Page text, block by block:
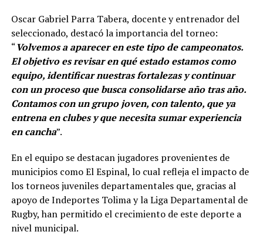
Oscar Gabriel Parra Tabera, docente y entrenador del
seleccionado, destacó la importancia del torneo:
“Volvemos a aparecer en este tipo de campeonatos.
El objetivo es revisar en qué estado estamos como
equipo, identificar nuestras fortalezas y continuar
con un proceso que busca consolidarse año tras año.
Contamos con un grupo joven, con talento, que ya
entrena en clubes y que necesita sumar experiencia
en cancha”.
En el equipo se destacan jugadores provenientes de
municipios como El Espinal, lo cual refleja el impacto de
los torneos juveniles departamentales que, gracias al
apoyo de Indeportes Tolima y la Liga Departamental de
Rugby, han permitido el crecimiento de este deporte a
nivel municipal.